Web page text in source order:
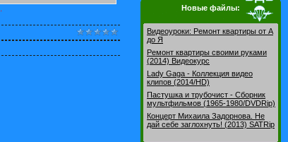
Новые файлы:
Видеоуроки: Pемонт квартиры от А
до Я
Ремонт квартиры своими руками
(2014) Видеокурс
Lady Gaga - Коллекция видео
клипов (2014/HD)
Пастушка и трубочист - Сборник
мультфильмов (1965-1980/DVDRip)
Концерт Михаила Задорнова. Не
дай себе заглохнуть! (2013) SATRip